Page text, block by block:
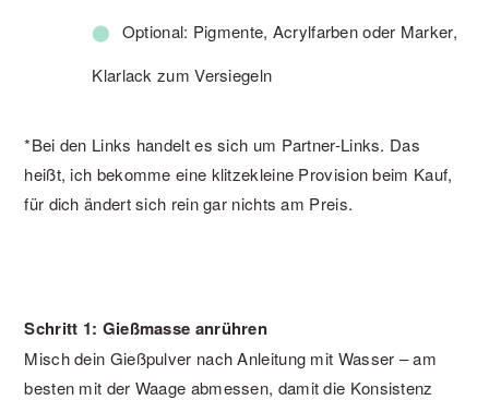
Optional: Pigmente, Acrylfarben oder Marker,
Klarlack zum Versiegeln
*Bei den Links handelt es sich um Partner-Links. Das
heißt, ich bekomme eine klitzekleine Provision beim Kauf,
für dich ändert sich rein gar nichts am Preis.
Schritt 1: Gießmasse anrühren
Misch dein Gießpulver nach Anleitung mit Wasser – am
besten mit der Waage abmessen, damit die Konsistenz